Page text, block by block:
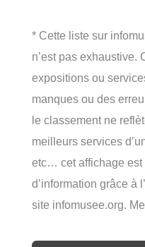
* Cette liste sur
n’est pas exhaustive.
expositions ou
manques ou des
le classement ne
meilleurs services
etc… cet affichage est
d’information grâce à
site infomusee.org.